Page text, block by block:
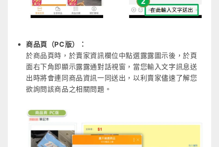
商品頁（PC版）：
於商品頁時，於賣家資訊欄位中點選露露圖示後，於頁
面右下角即顯示露露通對話視窗，當您輸入文字訊息送
出時將會連同商品資訊一同送出，以利賣家儘速了解您
欲詢問該商品之相關問題。